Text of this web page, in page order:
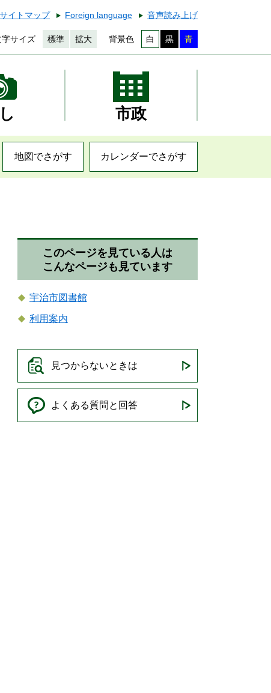
サイトマップ Foreign language 音声読み上げ
字サイズ 標準 拡大 背景色 白 黒 青
市政
地図でさがす カレンダーでさがす
このページを見ている人は
こんなページも見ています
宇治市図書館
利用案内
見つからないときは
よくある質問と回答